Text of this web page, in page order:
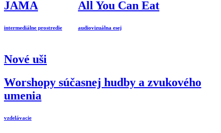
JAMA
intermediálne prostredie
All You Can Eat
audiovizuálna esej
Nové uši
Worshopy súčasnej hudby a zvukového
umenia
vzdelávacie